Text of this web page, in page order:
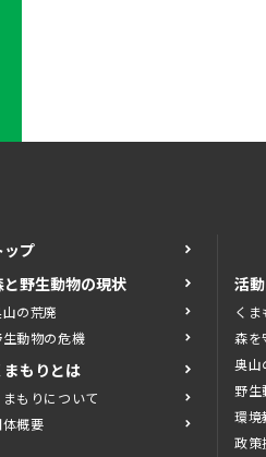
ップ
と野生動物の現状
の荒廃
生動物の危機
まもりとは
まもりについて
概要
活
く
森を
奥山
野生
環境
政策